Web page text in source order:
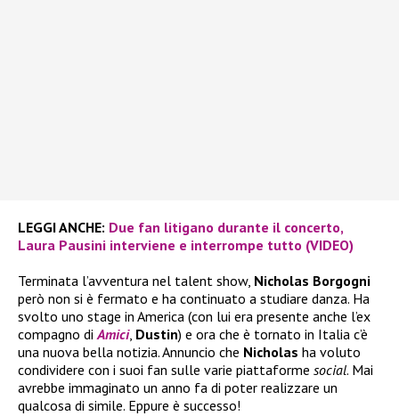
LEGGI ANCHE: Due fan litigano durante il concerto,
Laura Pausini interviene e interrompe tutto (VIDEO)
Terminata l’avventura nel talent show, Nicholas Borgogni
però non si è fermato e ha continuato a studiare danza. Ha
svolto uno stage in America (con lui era presente anche l’ex
compagno diAmici, Dustin) e ora che è tornato in Italia c’è
una nuova bella notizia. Annuncio che Nicholas ha voluto
condividere con i suoi fan sulle varie piattaforme social. Mai
avrebbe immaginato un anno fa di poter realizzare un
qualcosa di simile. Eppure è successo!